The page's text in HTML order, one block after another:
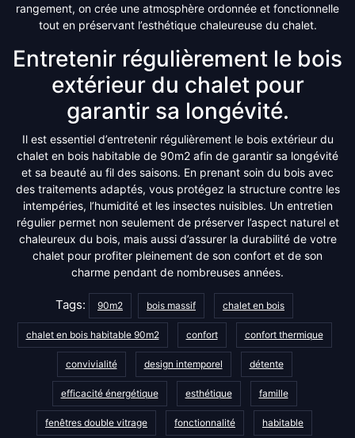
rangement, on crée une atmosphère ordonnée et fonctionnelle
tout en préservant l’esthétique chaleureuse du chalet.
Entretenir régulièrement le bois
extérieur du chalet pour
garantir sa longévité.
Il est essentiel d’entretenir régulièrement le bois extérieur du
chalet en bois habitable de 90m2 afin de garantir sa longévité
et sa beauté au fil des saisons. En prenant soin du bois avec
des traitements adaptés, vous protégez la structure contre les
intempéries, l’humidité et les insectes nuisibles. Un entretien
régulier permet non seulement de préserver l’aspect naturel et
chaleureux du bois, mais aussi d’assurer la durabilité de votre
chalet pour profiter pleinement de son confort et de son
charme pendant de nombreuses années.
Tags: 90m2 bois massif chalet en bois
chalet en bois habitable 90m2 confort confort thermique
convivialité design intemporel détente
efficacité énergétique esthétique famille
fenêtres double vitrage fonctionnalité habitable